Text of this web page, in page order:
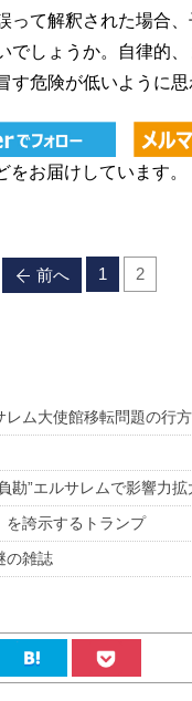
って解釈された場合
でしょうか。自律的
危険が低いように思
をお届けしています。
前へ 1 2
レム大使館移転問題の行方
勘”エルサレムで影響力拡
を誇示するトランプ
の雑誌